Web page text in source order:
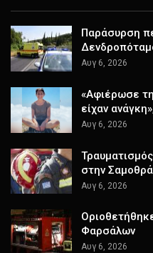
Παράσυρση
Αυγ 6, 2026
«Αφιέρωσε
είχαν
Αυγ 6, 2026
στην
Αυγ 6, 2026
Φαρσάλων
Αυγ 6, 2026